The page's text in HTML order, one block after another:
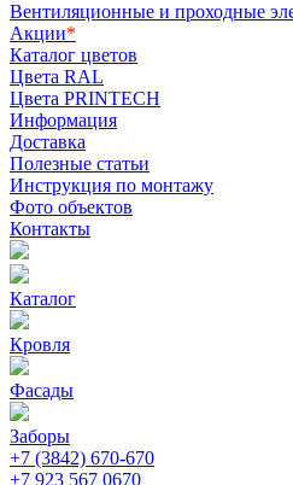
Вентиляционные и проходные
Акции*
Каталог цветов
Цвета RAL
Цвета PRINTECH
Информация
Доставка
Полезные статьи
Инструкция по монтажу
Фото объектов
Контакты
Каталог
Кровля
Фасады
Заборы
+7 (3842) 670-670
+7 923 567 0670